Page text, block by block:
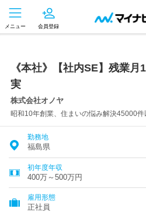
メニュー 会員登録
《本社》【社内SE】残業
実
株式会社オノヤ
昭和10年創業、住まいの悩み解決45000件
勤務地
福島県
初年度年収
400万～500万円
雇用形態
正社員